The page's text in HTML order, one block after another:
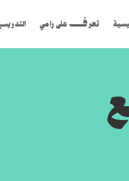
تعرف على رامي